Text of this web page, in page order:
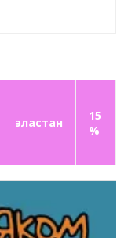
эластан
15
%